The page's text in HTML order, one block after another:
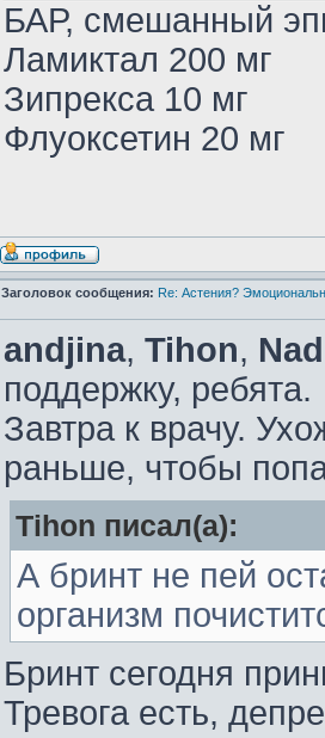
БАР, смешанный
Ламиктал 200 мг
Зипрекса 10 мг
Флуоксетин 20 мг
Заголовок сообщения: Re: Астения?
andjina, Tihon,
поддержку, ребята.
Завтра к врачу.
раньше, чтобы
Tihon писал(а):
А бринт не пей
организм
Бринт сегодня
Тревога есть,